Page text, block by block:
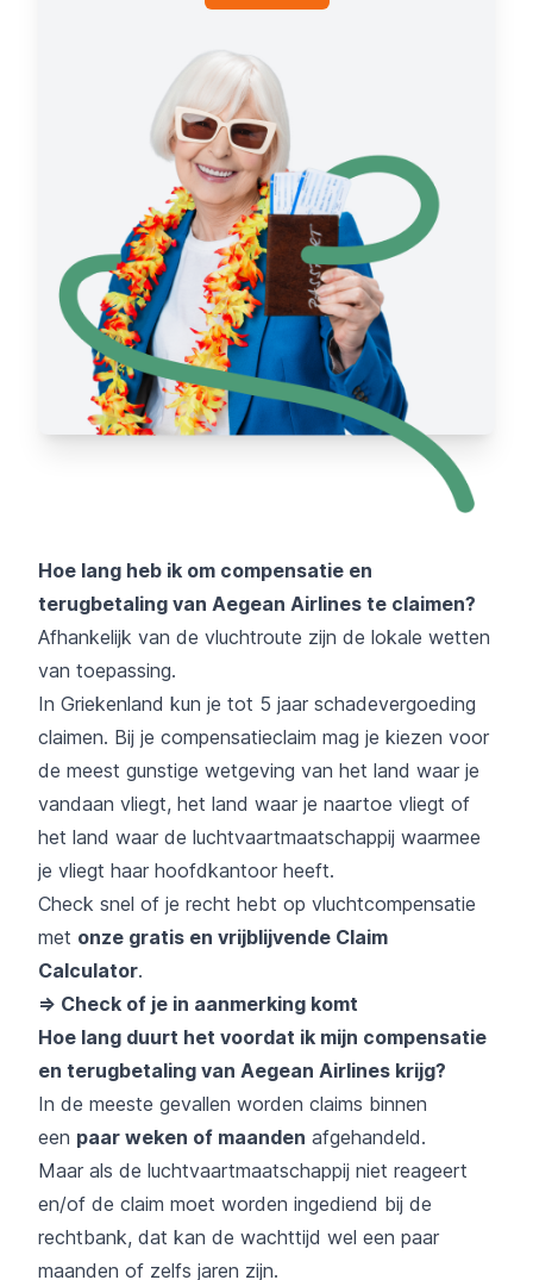
Hoe lang heb ik om compensatie en
terugbetaling van Aegean Airlines te claimen?
Afhankelijk van de vluchtroute zijn de lokale wetten
van toepassing.
In Griekenland kun je tot 5 jaar schadevergoeding
claimen. Bij je compensatieclaim mag je kiezen voor
de meest gunstige wetgeving van het land waar je
vandaan vliegt, het land waar je naartoe vliegt of
het land waar de luchtvaartmaatschappij waarmee
je vliegt haar hoofdkantoor heeft.
Check snel of je recht hebt op vluchtcompensatie
met onze gratis en vrijblijvende Claim
Calculator.
=> Check of je in aanmerking komt
Hoe lang duurt het voordat ik mijn compensatie
en terugbetaling van Aegean Airlines krijg?
In de meeste gevallen worden claims binnen
een paar weken of maanden afgehandeld.
Maar als de luchtvaartmaatschappij niet reageert
en/of de claim moet worden ingediend bij de
rechtbank, dat kan de wachttijd wel een paar
maanden of zelfs jaren zijn.